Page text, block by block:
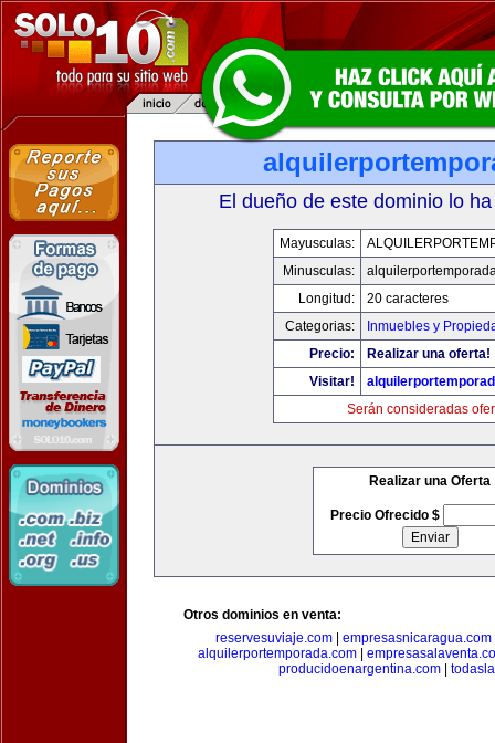
El dueño de este dominio lo
Mayusculas:
Minusculas:
Longitud:
20 caracteres
Categorias:
Inmuebles y
Precio:
Realizar una oferta!
Visitar!
Serán consideradas
Realizar una Oferta
Precio Ofrecido $
Otros dominios en venta:
reservesuviaje.com| empresasnicaragua.com
alquilerportemporada.com
producidoenargentina.com